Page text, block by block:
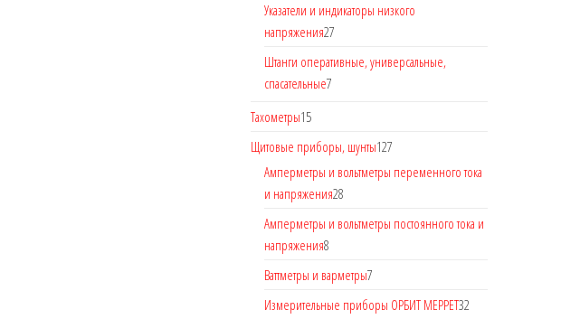
Указатели и индикаторы низкого
напряжения27
Штанги оперативные, универсальные,
спасательные7
Тахометры15
Щитовые приборы, шунты127
Амперметры и вольтметры переменного тока
и напряжения28
Амперметры и вольтметры постоянного тока и
напряжения8
Ваттметры и варметры7
Измерительные приборы ОРБИТ МЕРРЕТ32